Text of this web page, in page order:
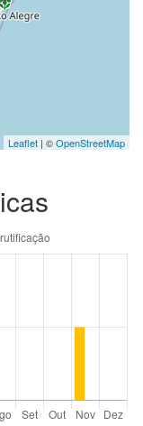
Leaflet | ©OpenStreetMap